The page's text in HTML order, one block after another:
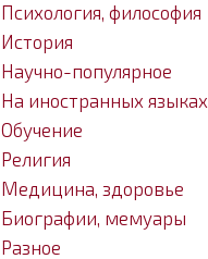
Психология, философия
История
Научно-популярное
На иностранных языках
Обучение
Религия
Медицина, здоровье
Биографии, мемуары
Разное